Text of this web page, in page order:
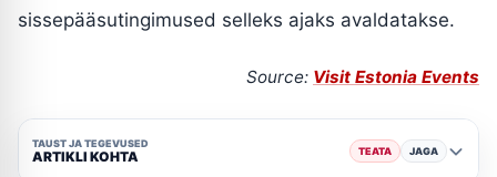
sissepääsutingimused selleks ajaks avaldatakse.
Source: Visit Estonia Events
TAUST JA TEGEVUSED
ARTIKLI KOHTA TEATA JAGA